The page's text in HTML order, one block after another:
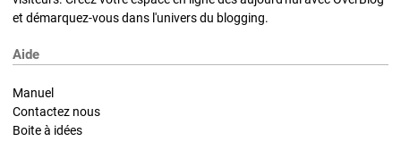
et démarquez-vous dans l'univers du blogging.
Aide
Manuel
Contactez nous
Boite à idées